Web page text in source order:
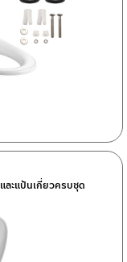
ะแป้นเกี่ยวครบชุด